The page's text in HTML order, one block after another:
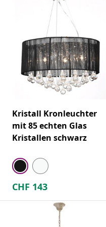
Kristall Kronleuchter
mit 85 echten Glas
Kristallen schwarz
CHF 143